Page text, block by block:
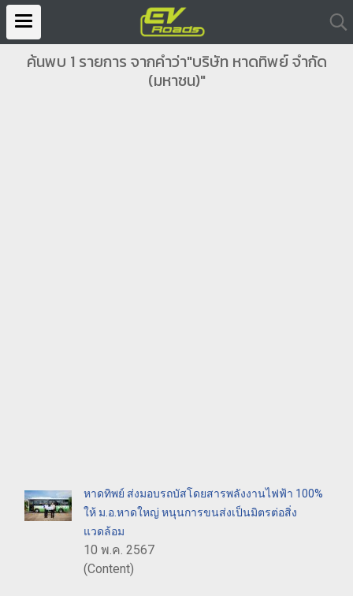
ค้นพบ 1 รายการ จากคำว่า"บริษัท หาดทิพย์ จำกัด
(มหาชน)"
หาดทิพย์ ส่งมอบรถบัสโดยสารพลังงานไฟฟ้า 100%
ให้ ม.อ.หาดใหญ่ หนุนการขนส่งเป็นมิตรต่อสิ่ง
แวดล้อม
10 พ.ค. 2567
(Content)